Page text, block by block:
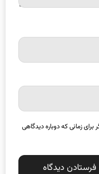
زمانی که دوباره دیدگاهی